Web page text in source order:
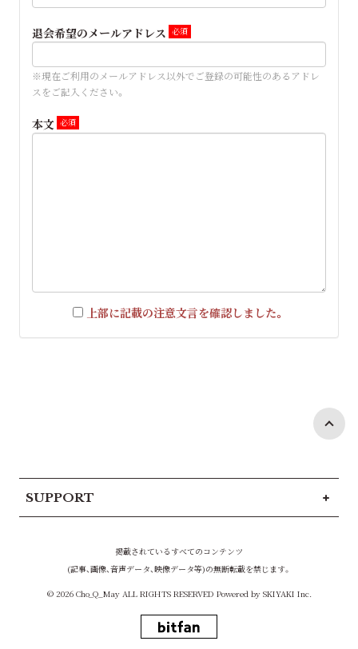
退会希望のメールアドレス
※現在ご利用のメールアドレス以外でご登録の可能性のあるアドレ
スをご記入ください。
本文
上部に記載の注意文言を確認しました。
SUPPORT
掲載されているすべてのコンテンツ
(記事、画像、音声データ、映像データ等)の無断転載を禁じます。
© 2026 Cho_Q_May ALL RIGHTS RESERVED Powered by SKIYAKI Inc.